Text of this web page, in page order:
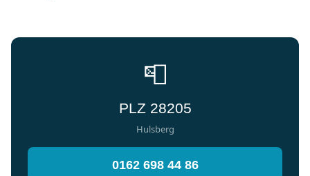
📮
PLZ 28205
Hulsberg
0162 698 44 86